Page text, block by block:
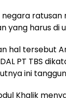
negara
yang harus di
hal tersebut
PT TBS
ini
Khalik